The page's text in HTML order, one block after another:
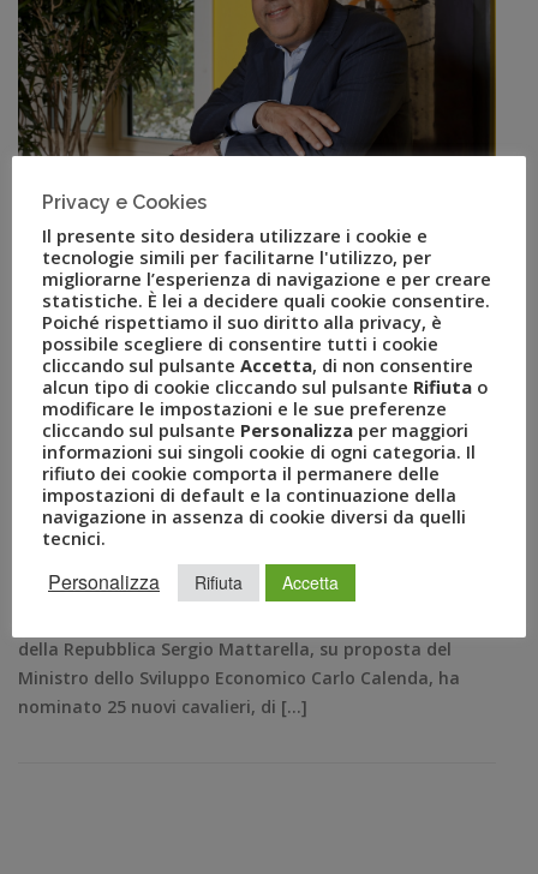
Gruppo Uvet: Luca Patanè
nominato Cavaliere del
Lavoro
GIU 01, 2016
AMEZZULLO
CARLO CALENDA,CAVALIERE DEL LAVORO,
CONFTURISMO,FONDAZIONE ATLANTE,GRUPPO UVET,
LUCA PATANÈ,SERGIO MATTARELLA,
UVET AMERICAN EXPRESS,UVET VIAGGI E TURISMO
COMUNICATI STAMPA
0
Il Presidente di Uvet insignito del titolo per la sua
capacità di creare occupazione e crescita Roma, 1
giugno – Luca Patanè, Presidente del Gruppo Uvet, ha
della Repubblica Sergio Mattarella, su proposta del
Ministro dello Sviluppo Economico Carlo Calenda, ha
nominato 25 nuovi cavalieri, di […]
Privacy e Cookies
Il presente sito desidera utilizzare i cookie e
tecnologie simili per facilitarne l'utilizzo, per
migliorarne l’esperienza di navigazione e per creare
statistiche. È lei a decidere quali cookie consentire.
Poiché rispettiamo il suo diritto alla privacy, è
possibile scegliere di consentire tutti i cookie
cliccando sul pulsante Accetta, di non consentire
alcun tipo di cookie cliccando sul pulsante Rifiuta o
modificare le impostazioni e le sue preferenze
cliccando sul pulsante Personalizza per maggiori
informazioni sui singoli cookie di ogni categoria. Il
rifiuto dei cookie comporta il permanere delle
impostazioni di default e la continuazione della
navigazione in assenza di cookie diversi da quelli
tecnici.
Personalizza Rifiuta Accetta